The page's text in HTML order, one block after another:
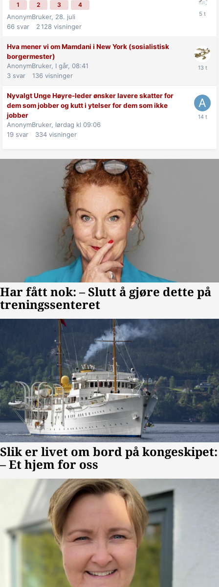
1 2 3 4
AnonymBruker, 28. juli
66 svar 2 128 visninger
Hva mener vi om Mamdani i New York (sosialistisk
borgermester)
AnonymBruker, I går, 08:41
3 svar 136 visninger
Nyvalgt Unge Høyre-leder ønsker lavere skatter for
dem som jobber og kutt i ytelser for dem som ikke
jobber
AnonymBruker, lørdag kl 09:06
19 svar 334 visninger